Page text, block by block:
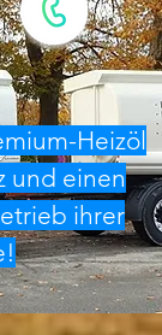
Heizöl
und einen
ihrer